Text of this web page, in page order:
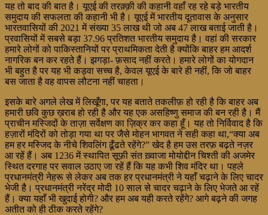
यह तो बाद की बात है। यूएई की तरक़्क़ी की कहानी वहाँ रह रहे बड़े भारतीय
समुदाय की सफलता की कहानी भी है। यूएई में भारतीय दूतावास के अनुसार
भारतवासियों की 2021 में संख्या 35 लाख थी जो अब 47 लाख बताई जाती है।
प्रवासियों में सबसे बड़ा 37.96 प्रतिशत भारतीय समुदाय है। वहां की सरकार
हमारे लोगों को पाकिस्तानियों पर प्राथमिकता देती है क्योंकि बाहर हम आदर्श
नागरिक बन कर रहते हैं। झगड़ा- फ़साद नहीं करते। हमारे लोगों का योगदान
भी बहुत है पर यह भी कड़वा सच्च है, केवल यूएई के बारे ही नहीं, कि जो बाहर
बस जाता है वह वापस लौटना नहीं चाहता।
इसके बारे अगले लेख में लिखूँगा, पर यह बताते तकलीफ़ हो रही है कि बाहर अब
हमारी छवि कुछ ख़राब हो रही है और यह एक असहिष्णु समाज की बन रही है। मैं
प्राचीन मस्जिदों के ताज़ा सर्वेक्षण का ज़िक्र कर कहा हूँ। यह तो निर्विवाद है कि
हज़ारों मंदिरों को तोड़ा गया था पर जैसे मोहन भागवत ने सही कहा था,“क्या अब
हम हर मस्जिद के नीचे शिवलिंग ढूँढते रहेंगे?” खेद है हम उस तरफ़ बढ़ते नज़र
आ रहें हैं। अब 1236 में स्थापित सूफ़ी संत ख़्वाजा मोयोद्दीन चिश्ती की अजमेर
स्थित दरगाह पर सवाल उठाए जा रहें हैं कि यह कभी शिव मंदिर था। पहले
प्रधानमंत्री नेहरू से लेकर अब तक हर प्रधानमंत्री ने यहाँ चढ़ाने के लिए चादर
भेजी है। प्रधानमंत्री नरेंद्र मोदी 10 साल से चादर चढ़ाने के लिए भेजते आ रहें
हैं। क्या यहाँ भी खुदाई होगी? और हम अब यही करते रहेंगे? आगे बढ़ने की जगह
अतीत को ही ठीक करते रहेंगे?